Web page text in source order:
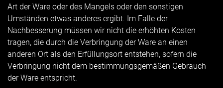
Art der Ware oder des Mangels oder den sonstigen
Umständen etwas anderes ergibt. Im Falle der
Nachbesserung müssen wir nicht die erhöhten Kosten
tragen, die durch die Verbringung der Ware an einen
anderen Ort als den Erfüllungsort entstehen, sofern die
Verbringung nicht dem bestimmungsgemäßen Gebrauch
der Ware entspricht.